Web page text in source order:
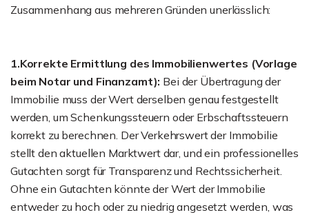
Zusammenhang aus mehreren Gründen unerlässlich:
1.Korrekte Ermittlung des Immobilienwertes (Vorlage
beim Notar und Finanzamt): Bei der Übertragung der
Immobilie muss der Wert derselben genau festgestellt
werden, um Schenkungssteuern oder Erbschaftssteuern
korrekt zu berechnen. Der Verkehrswert der Immobilie
stellt den aktuellen Marktwert dar, und ein professionelles
Gutachten sorgt für Transparenz und Rechtssicherheit.
Ohne ein Gutachten könnte der Wert der Immobilie
entweder zu hoch oder zu niedrig angesetzt werden, was